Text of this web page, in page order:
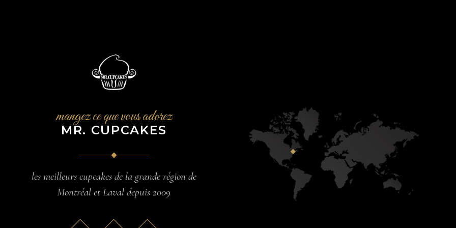
mangez ce que vous adorez
MR. CUPCAKES
les meilleurs cupcakes de la grande région de
Montréal et Laval depuis 2009